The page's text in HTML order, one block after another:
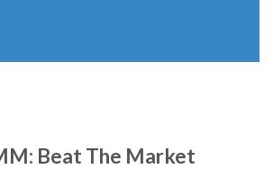
Beat The Market